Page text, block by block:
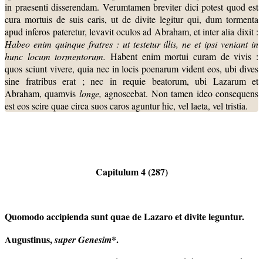
in praesenti disserendam. Verumtamen breviter dici potest quod est
cura mortuis de suis caris, ut de divite legitur qui, dum tormenta
apud inferos pateretur, levavit oculos ad Abraham, et inter alia dixit :
Habeo enim quinque fratres : ut testetur illis, ne et ipsi veniant in
hunc locum tormentorum. Habent enim mortui curam de vivis :
quos sciunt vivere, quia nec in locis poenarum vident eos, ubi dives
sine fratribus erat ; nec in requie beatorum, ubi Lazarum et
Abraham, quamvis longe,agnoscebat. Non tamen ideo consequens
est eos scire quae circa suos caros aguntur hic, vel laeta, vel tristia.
Capitulum 4 (287)
Quomodo accipienda sunt quae de Lazaro et divite leguntur.
Augustinus,super Genesim*.